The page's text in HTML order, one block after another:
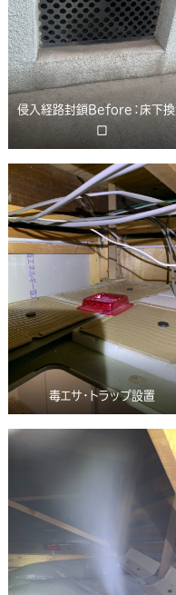
侵入経路封鎖Before：床下
口
毒エサ・トラップ設置